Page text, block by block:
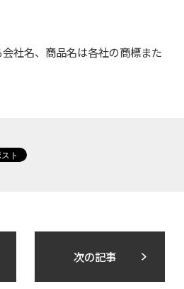
社名、商品名は各社の商標また
次の記事